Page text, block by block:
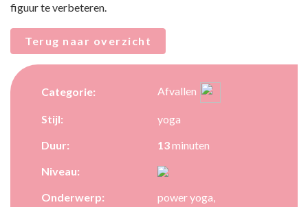
figuur te verbeteren.
Terug naar overzicht
Categorie: Afvallen
Stijl:
yoga
Duur:
13minuten
Niveau:
Onderwerp:
power yoga,